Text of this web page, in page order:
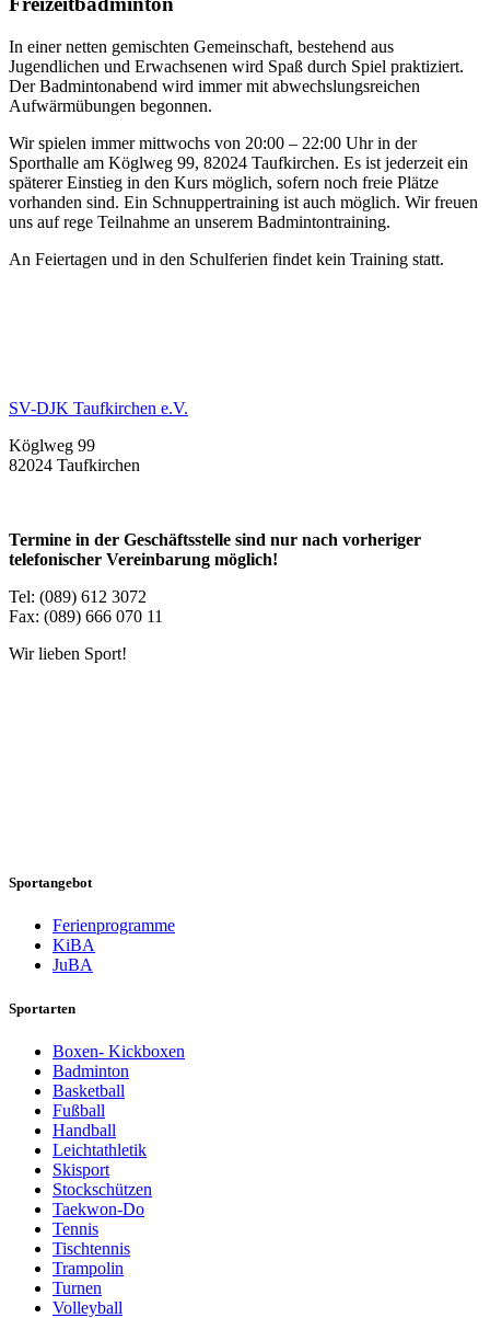
In einer netten gemischten Gemeinschaft, bestehend aus
Jugendlichen und Erwachsenen wird Spaß durch Spiel praktiziert.
Der Badmintonabend wird immer mit abwechslungsreichen
Aufwärmübungen begonnen.
Wir spielen immer mittwochs von 20:00 – 22:00 Uhr in der
Sporthalle am Köglweg 99, 82024 Taufkirchen. Es ist jederzeit ein
späterer Einstieg in den Kurs möglich, sofern noch freie Plätze
vorhanden sind. Ein Schnuppertraining ist auch möglich. Wir freuen
uns auf rege Teilnahme an unserem Badmintontraining.
An Feiertagen und in den Schulferien findet kein Training statt.
SV-DJK Taufkirchen e.V.
Köglweg 99
82024 Taufkirchen
Termine in der Geschäftsstelle sind nur nach vorheriger
telefonischer Vereinbarung möglich!
Tel: (089) 612 3072
Fax: (089) 666 070 11
Wir lieben Sport!
Sportangebot
Ferienprogramme
KiBA
JuBA
Sportarten
Boxen- Kickboxen
Badminton
Basketball
Fußball
Handball
Leichtathletik
Skisport
Stockschützen
Taekwon-Do
Tennis
Tischtennis
Trampolin
Turnen
Volleyball